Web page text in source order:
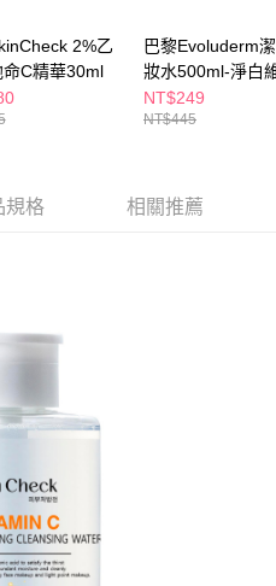
support/home
「AFTEE先享後付」服務完成之交
運費
運費
運費
2%乙
C精華30ml
巴黎Evoluderm
妝水500ml-淨白
NT$249
NT$445
規格 相關推薦